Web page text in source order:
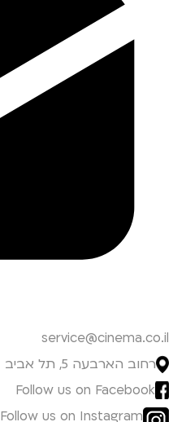
service@cinema.co.il
רחוב הארבעה 5, תל אביב
Follow us on Facebook
Follow us on Instagram